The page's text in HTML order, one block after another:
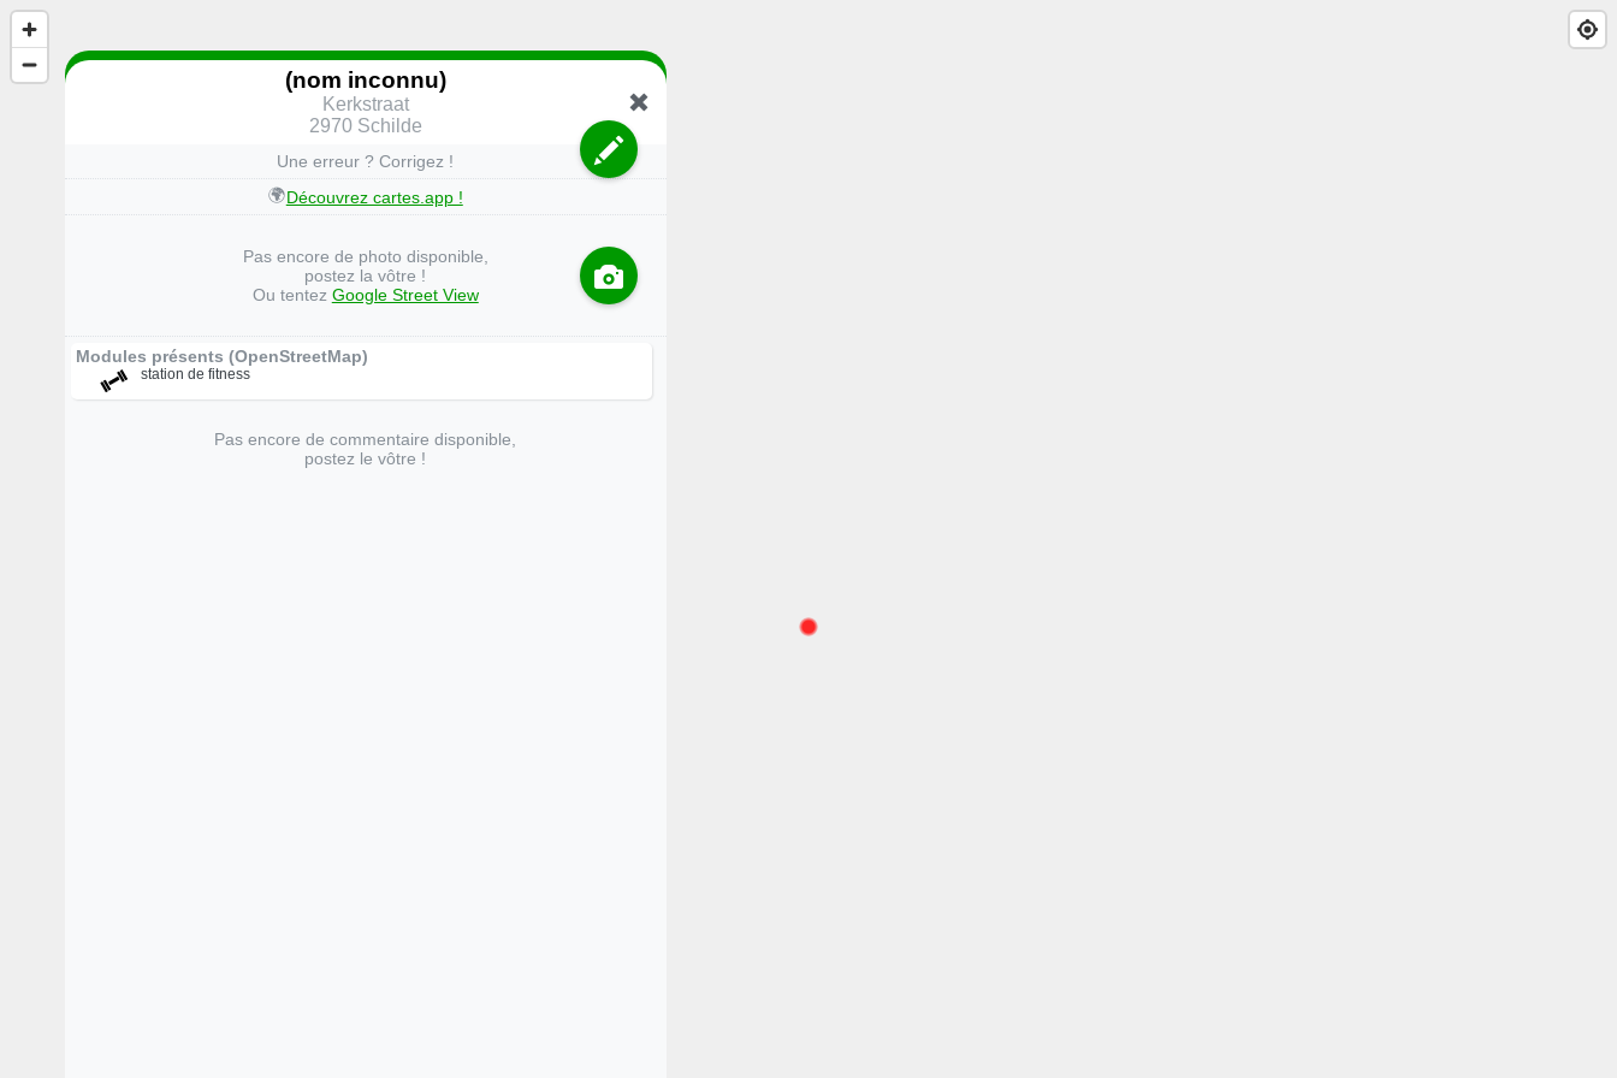
(nom inconnu)
Kerkstraat
2970 Schilde
Une erreur ? Corrigez !
🌍Découvrez cartes.app !
Pas encore de photo disponible,
postez la vôtre !
Ou tentez Google Street View
Modules présents (OpenStreetMap)
station de fitness
Pas encore de commentaire disponible,
postez le vôtre !